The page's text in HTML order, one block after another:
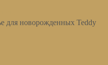
для новорожденных Teddy